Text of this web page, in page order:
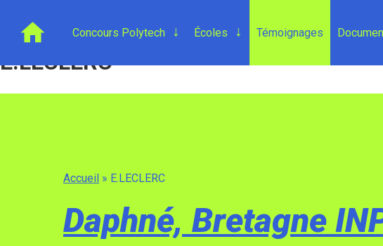
content
Concours Polytech
Second
niveau
menu,
Écoles
Second
niveau
menu,
Témoignages
Accueil
E.LECLERC
Accueil » E.LECLERC
Daphné, Bretagne